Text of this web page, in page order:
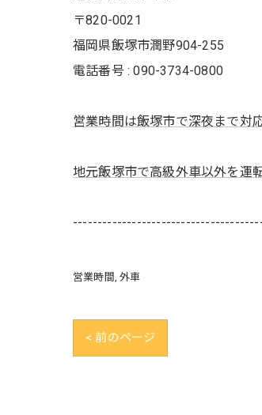
〒820-0021
福岡県飯塚市潤野904-255
電話番号 : 090-3734-0800
営業時間は飯塚市で深夜まで対
地元飯塚市で高級外車以外を運
営業時間 外車
< 前のページ